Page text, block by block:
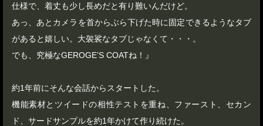
仕様で、着丈も少し長めだと有り難いんだけど。
あっ、あとカメラを首からぶら下げた時に固定できるようなタブ
があると嬉しい。大袈裟なタブじゃなくて・・・。
でも、究極なGEROGE’S COATね！』
約1年前にそんな会話からスタートした。
機能素材とツイードの相性テストを重ね、ファースト、セカン
ド、サードサンプルを約1年かけて作り続けた。